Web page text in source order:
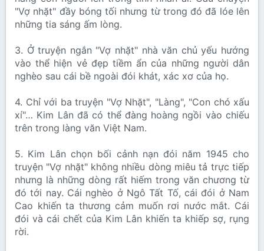
"Vợ nhặt" đầy bóng tối nhưng từ trong đó đã lóe lên
những tia sáng ấm lòng.
3. Ở truyện ngắn "Vợ nhặt" nhà văn chủ yếu hướng
vào thể hiện vẻ đẹp tiềm ẩn của những người dân
nghèo sau cái bề ngoài đói khát, xác xơ của họ.
4. Chỉ với ba truyện "Vợ Nhặt", "Làng", "Con chó xấu
xí"… Kim Lân đã có thể đàng hoàng ngồi vào chiếu
trên trong làng văn Việt Nam.
5. Kim Lân chọn bối cảnh nạn đói năm 1945 cho
truyện "Vợ nhặt" không nhiều dòng miêu tả trực tiếp
nhưng là những dòng rất hiếm trong văn chương từ
đó tới nay. Cái nghèo ở Ngô Tất Tố, cái đói ở Nam
Cao khiến ta thương cảm muốn rơi nước mắt. Cái
đói và cái chết của Kim Lân khiến ta khiếp sợ, rụng
rời.